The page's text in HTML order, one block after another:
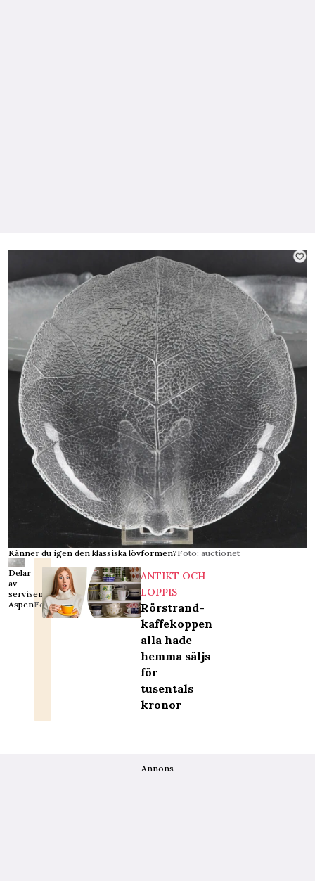
Känner du igen den klassiska lövformen?Foto: auctionet
Delar
av
servisen
AspenFoto: auctionet
ANTIKT OCH
LOPPIS
Rörstrand-
kaffekoppen
alla hade
hemma säljs
för
tusentals
kronor
Annons